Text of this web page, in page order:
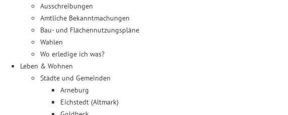
Ausschreibungen
Amtliche Bekanntmachungen
Bau- und Flächennutzungspläne
Wahlen
Wo erledige ich was?
Leben & Wohnen
Städte und Gemeinden
Arneburg
Eichstedt (Altmark)